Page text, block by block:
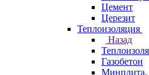
Цемент
Церезит
Теплоизоляция
Назад
Газобетон
Минплита,